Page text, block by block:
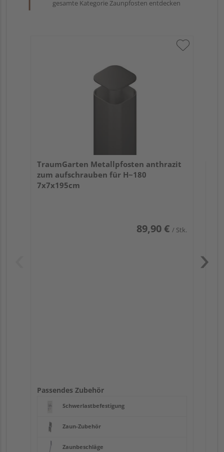
gesamte Kategorie Zaunpfosten entdecken
TraumGarten Metallpfosten anthrazit
zum aufschrauben für H~180
7x7x195cm
89,90 € / Stk.
Passendes Zubehör
Schwerlastbefestigung
Zaun-Zubehör
Zaunbeschläge